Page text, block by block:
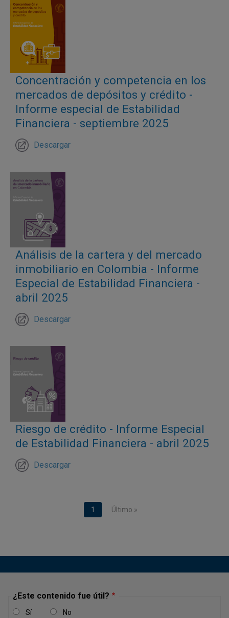
Concentración y competencia en los
mercados de depósitos y crédito -
Informe especial de Estabilidad
Financiera - septiembre 2025
Descargar
Análisis de la cartera y del mercado
inmobiliario en Colombia - Informe
Especial de Estabilidad Financiera -
abril 2025
Descargar
Riesgo de crédito - Informe Especial
de Estabilidad Financiera - abril 2025
Descargar
Página actual
1 Última página
Último »
¿Este contenido fue útil?
Sí No